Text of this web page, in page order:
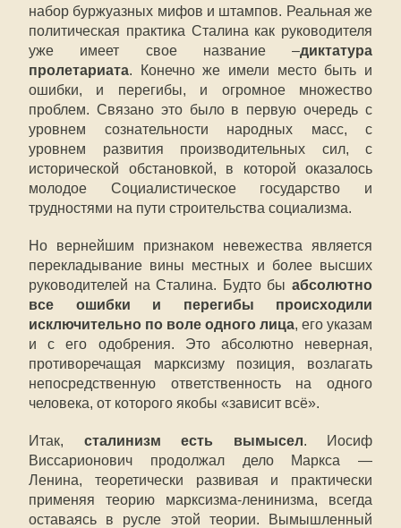
набор буржуазных мифов и штампов. Реальная же
политическая практика Сталина как руководителя
уже имеет свое название –диктатура
пролетариата. Конечно же имели место быть и
ошибки, и перегибы, и огромное множество
проблем. Связано это было в первую очередь с
уровнем сознательности народных масс, с
уровнем развития производительных сил, с
исторической обстановкой, в которой оказалось
молодое Социалистическое государство и
трудностями на пути строительства социализма.
Но вернейшим признаком невежества является
перекладывание вины местных и более высших
руководителей на Сталина. Будто бы абсолютно
все ошибки и перегибы происходили
исключительно по воле одного лица, его указам
и с его одобрения. Это абсолютно неверная,
противоречащая марксизму позиция, возлагать
непосредственную ответственность на одного
человека, от которого якобы «зависит всё».
Итак, сталинизм есть вымысел. Иосиф
Виссарионович продолжал дело Маркса —
Ленина, теоретически развивая и практически
применяя теорию марксизма-ленинизма, всегда
оставаясь в русле этой теории. Вымышленный